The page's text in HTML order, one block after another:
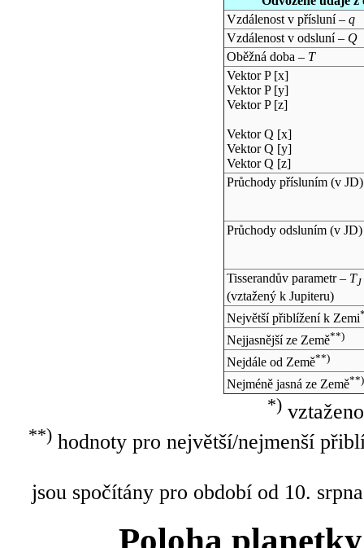
Vzdálenost v přísluní –q
Vzdálenost v odsluní – Q
Oběžná doba – T
Vektor P [x]
Vektor P [y]
Vektor P [z]
Vektor Q [x]
Vektor Q [y]
Vektor Q [z]
Průchody přísluním (vJD)
Průchody odsluním (vJD)
Tisserandův parametr – TJ
(vztažený k Jupiteru)
Největší přiblížení k Zemi
Nejjasnější ze Země**)
Nejdále od Země**)
Nejméně jasná ze Země**)
*)
**)hodnoty pro největší/nejmenší
jsou spočítány pro období od 10.